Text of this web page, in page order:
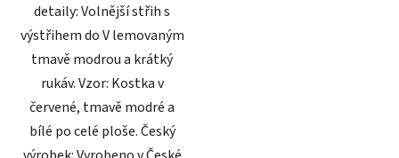
detaily: Volnější střih s
výstřihem do V lemovaným
tmavě modrou a krátký
rukáv. Vzor: Kostka v
červené, tmavě modré a
bílé po celé ploše. Český